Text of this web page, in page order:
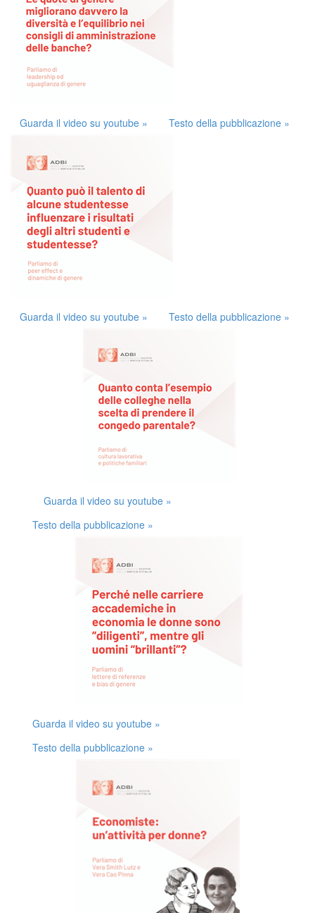
Guarda il video su youtube » Testo della pubblicazione »
Guarda il video su youtube » Testo della pubblicazione »
Guarda il video su youtube »
Testo della pubblicazione »
Guarda il video su youtube »
Testo della pubblicazione »